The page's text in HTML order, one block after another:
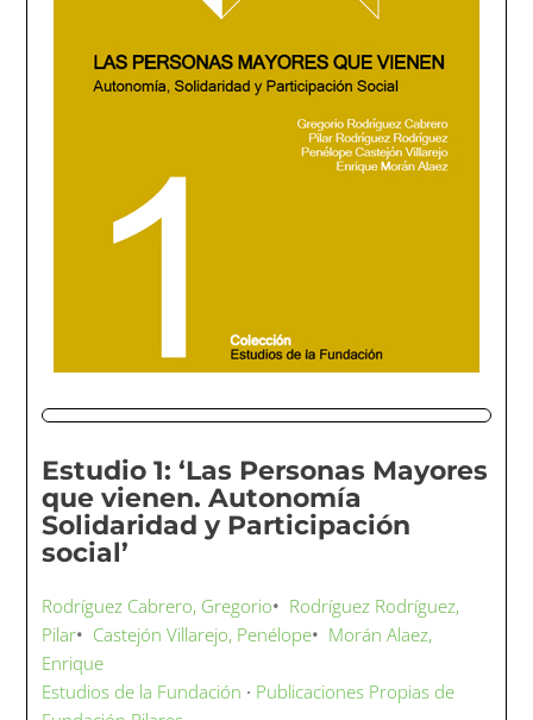
Estudio 1: ‘Las Personas Mayores
que vienen. Autonomía
Solidaridad y Participación
social’
Rodríguez Cabrero, Gregorio• Rodríguez Rodríguez,
Pilar• Castejón Villarejo, Penélope• Morán Alaez,
Enrique
Estudios de la Fundación · Publicaciones Propias de